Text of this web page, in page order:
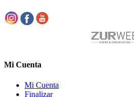
Mi Cuenta
Mi Cuenta
Finalizar